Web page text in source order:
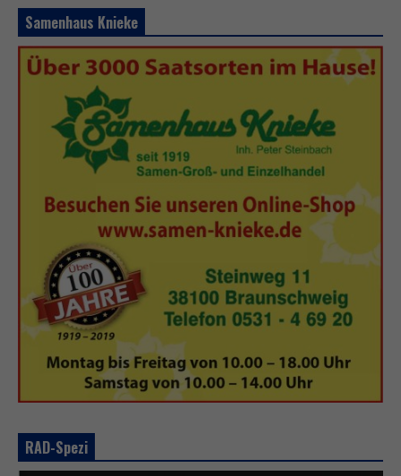
Samenhaus Knieke
RAD-Spezi